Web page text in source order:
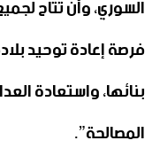
فرصة إعادة توحيد
بنائها، واستعادة
المصالحة”.